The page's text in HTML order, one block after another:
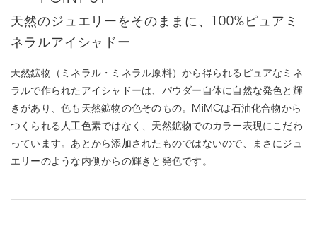
天然のジュエリーをそのままに、100%ピュアミ
ネラルアイシャドー
天然鉱物（ミネラル・ミネラル原料）から得られるピュアなミネ
ラルで作られたアイシャドーは、パウダー自体に自然な発色と輝
きがあり、色も天然鉱物の色そのもの。MiMCは石油化合物から
つくられる人工色素ではなく、天然鉱物でのカラー表現にこだわ
っています。あとから添加されたものではないので、まさにジュ
エリーのような内側からの輝きと発色です。